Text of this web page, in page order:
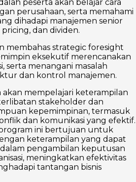
peserta akan belajar cara
perusahaan, serta memahami
dihadapi manajemen senior
dan dividen.
membahas strategic foresight
eksekutif merencanakan
serta menangani masalah
dan kontrol manajemen.
akan mempelajari keterampilan
stakeholder dan
kepemimpinan, termasuk
dan komunikasi yang efektif.
ini bertujuan untuk
keterampilan yang dapat
pengambilan keputusan
meningkatkan efektivitas
tantangan bisnis